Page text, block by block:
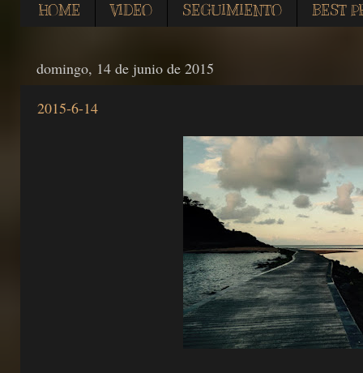
HOME VIDEO SEGUIMIENTO BEST
domingo, 14 de junio de 2015
2015-6-14